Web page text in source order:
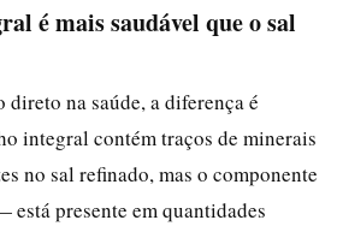
é mais saudável que o sal
direto na saúde, a diferença é
integral contém traços de minerais
no sal refinado, mas o componente
presente em quantidades